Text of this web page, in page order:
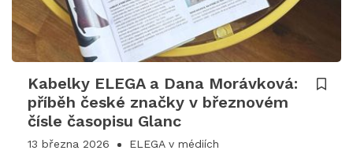
Kabelky ELEGA a Dana Morávková:
příběh české značky v březnovém
čísle časopisu Glanc
13 března 2026 ELEGA v médiích